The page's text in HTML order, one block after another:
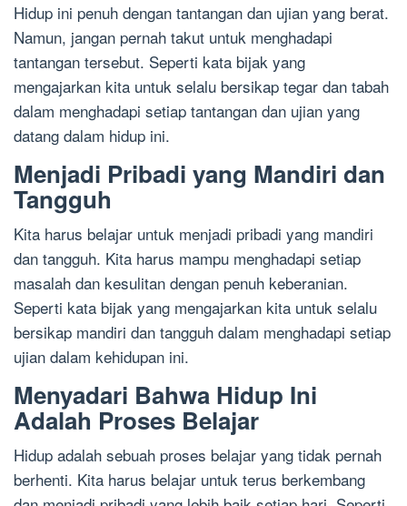
Hidup ini penuh dengan tantangan dan ujian yang berat.
Namun, jangan pernah takut untuk menghadapi
tantangan tersebut. Seperti kata bijak yang
mengajarkan kita untuk selalu bersikap tegar dan tabah
dalam menghadapi setiap tantangan dan ujian yang
datang dalam hidup ini.
Menjadi Pribadi yang Mandiri dan
Tangguh
Kita harus belajar untuk menjadi pribadi yang mandiri
dan tangguh. Kita harus mampu menghadapi setiap
masalah dan kesulitan dengan penuh keberanian.
Seperti kata bijak yang mengajarkan kita untuk selalu
bersikap mandiri dan tangguh dalam menghadapi setiap
ujian dalam kehidupan ini.
Menyadari Bahwa Hidup Ini
Adalah Proses Belajar
Hidup adalah sebuah proses belajar yang tidak pernah
berhenti. Kita harus belajar untuk terus berkembang